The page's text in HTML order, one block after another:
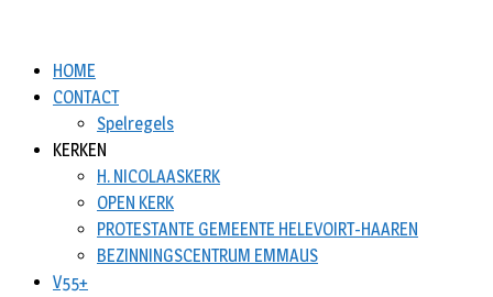
HOME
CONTACT
Spelregels
KERKEN
H. NICOLAASKERK
OPEN KERK
PROTESTANTE GEMEENTE HELEVOIRT-HAAREN
BEZINNINGSCENTRUM EMMAUS
V55+